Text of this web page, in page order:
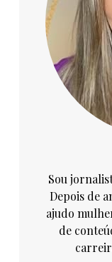
Sou
Depois de
ajudo
de